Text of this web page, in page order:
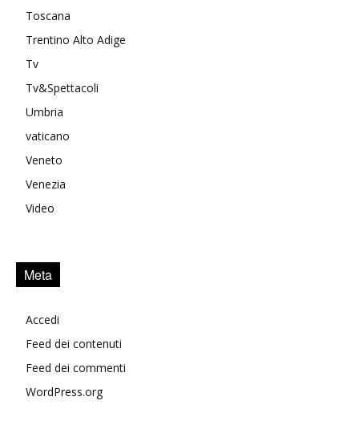
Toscana
Trentino Alto Adige
Tv
Tv&Spettacoli
Umbria
vaticano
Veneto
Venezia
Video
Meta
Accedi
Feed dei contenuti
Feed dei commenti
WordPress.org